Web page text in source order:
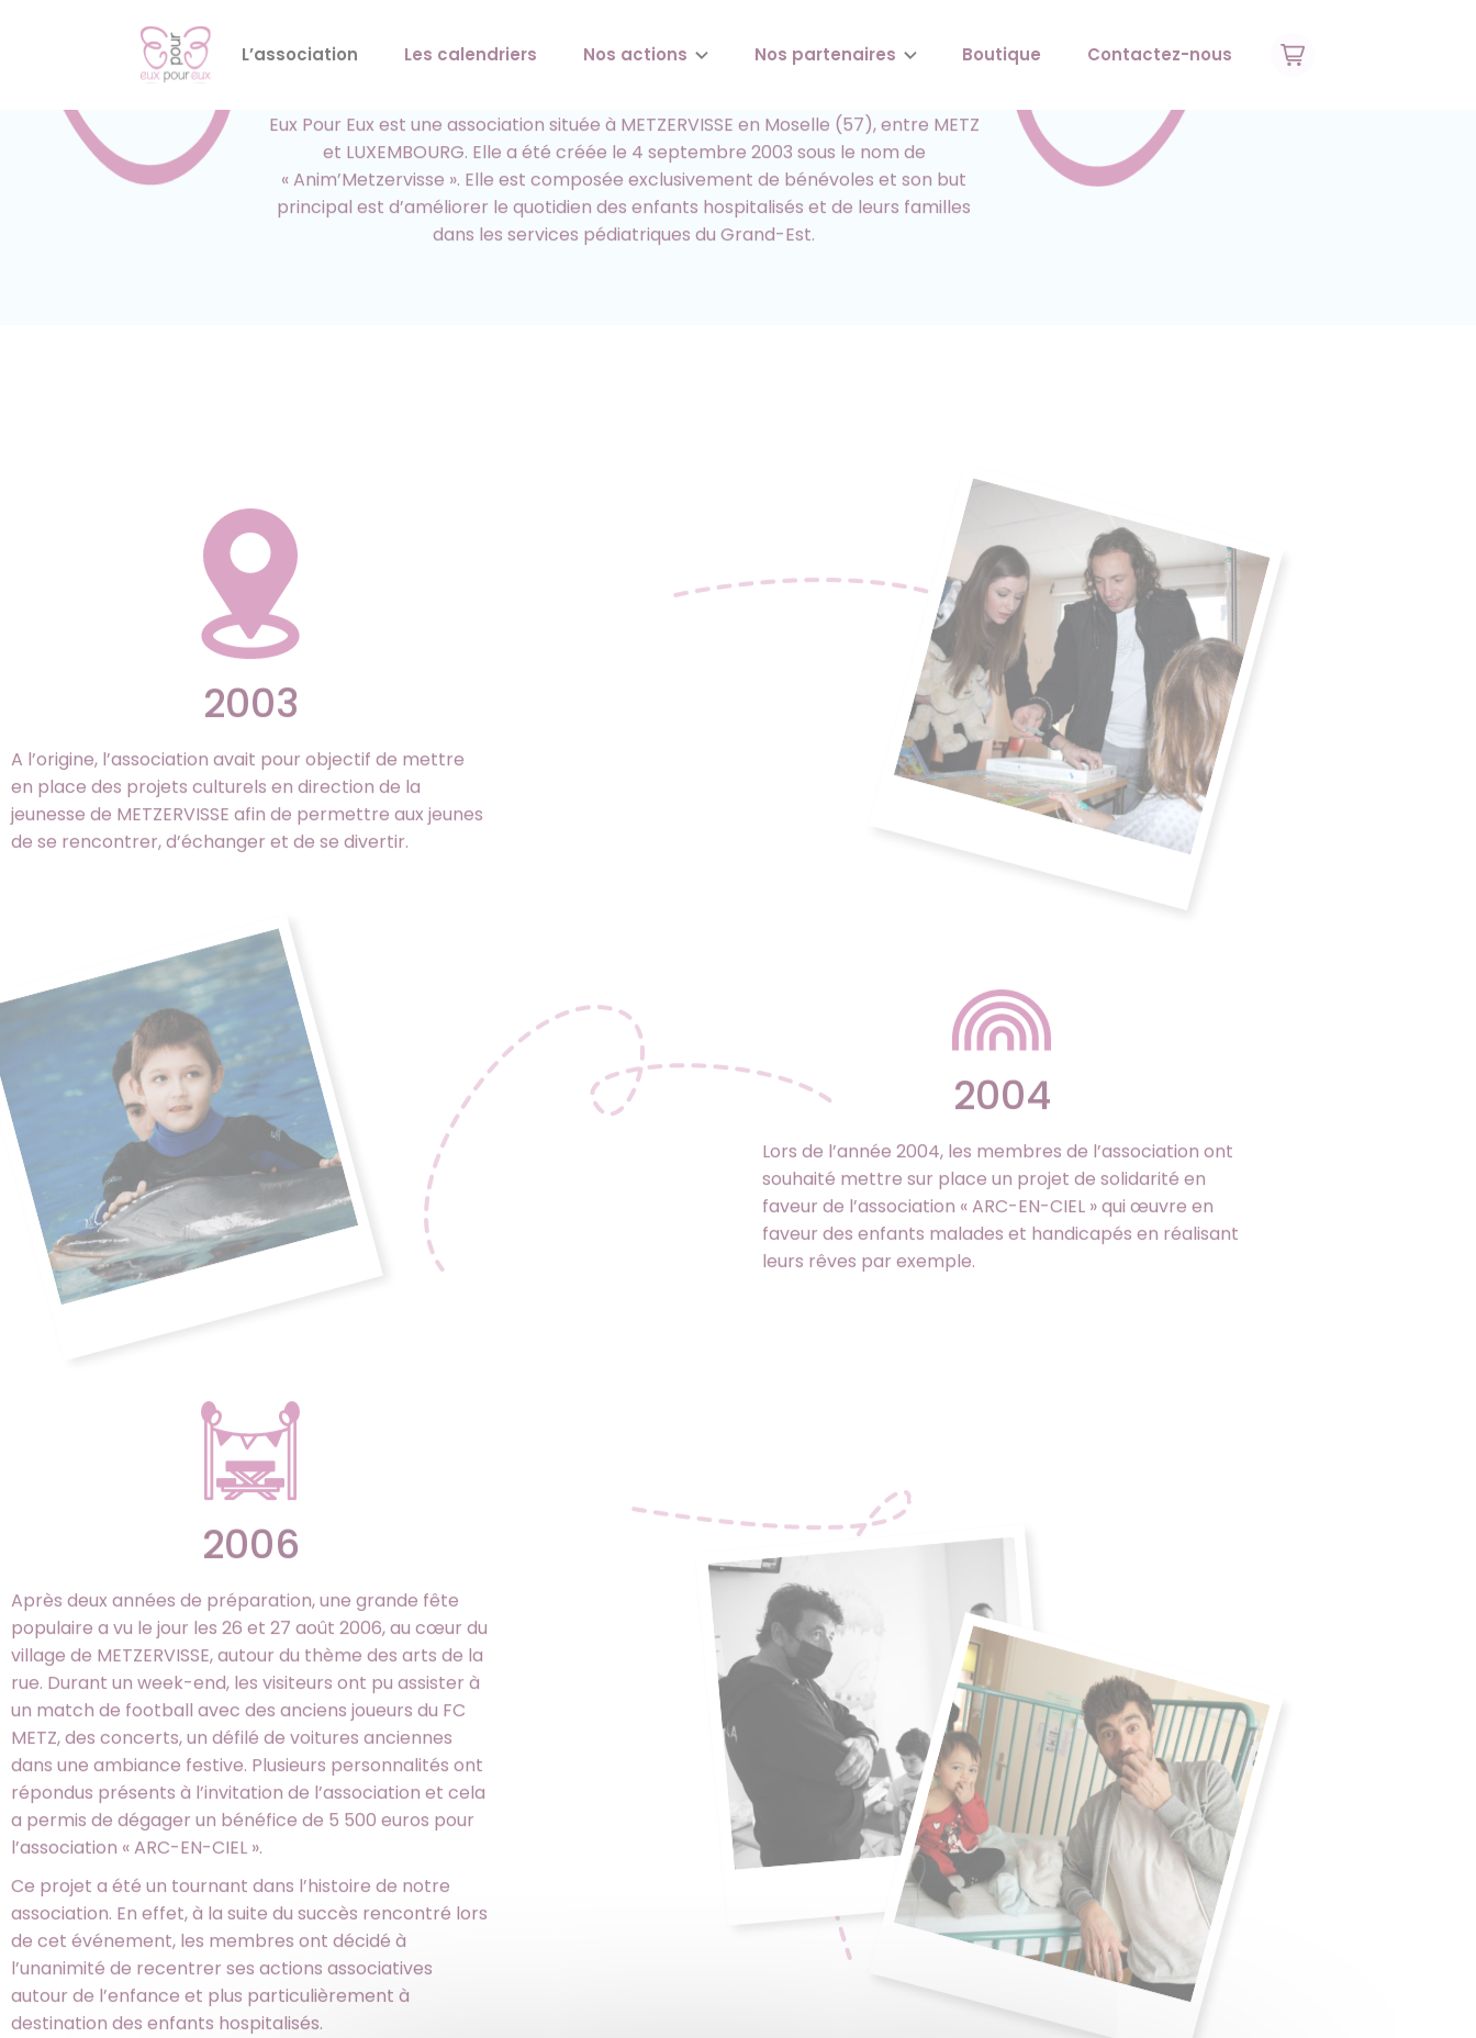
L’association Les calendriers Nos actions Nos partenaires Boutique Contactez-nous
Qui sommes-nous ?
Eux Pour Eux est une association située à METZERVISSE en Moselle (57), entre METZ
et LUXEMBOURG. Elle a été créée le 4 septembre 2003 sous le nom de
« Anim’Metzervisse ». Elle est composée exclusivement de bénévoles et son but
principal est d’améliorer le quotidien des enfants hospitalisés et de leurs familles
dans les services pédiatriques du Grand-Est.
2003
A l’origine, l’association avait pour objectif de mettre
en place des projets culturels en direction de la
jeunesse de METZERVISSE afin de permettre aux jeunes
de se rencontrer, d’échanger et de se divertir.
2004
Lors de l’année 2004, les membres de l’association ont
souhaité mettre sur place un projet de solidarité en
faveur de l’association « ARC-EN-CIEL » qui œuvre en
faveur des enfants malades et handicapés en réalisant
leurs rêves par exemple.
2006
Après deux années de préparation, une grande fête
populaire a vu le jour les 26 et 27 août 2006, au cœur du
village de METZERVISSE, autour du thème des arts de la
rue. Durant un week-end, les visiteurs ont pu assister à
un match de football avec des anciens joueurs du FC
METZ, des concerts, un défilé de voitures anciennes
dans une ambiance festive. Plusieurs personnalités ont
répondus présents à l’invitation de l’association et cela
a permis de dégager un bénéfice de 5 500 euros pour
l’association « ARC-EN-CIEL ».
Ce projet a été un tournant dans l’histoire de notre
association. En effet, à la suite du succès rencontré lors
de cet événement, les membres ont décidé à
l’unanimité de recentrer ses actions associatives
autour de l’enfance et plus particulièrement à
destination des enfants hospitalisés.